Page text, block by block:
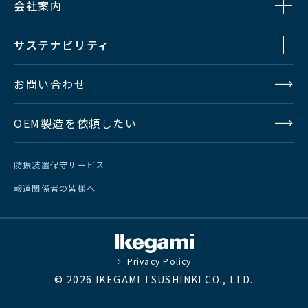
会社案内
サステナビリティ
お問い合わせ
OEM製造を依頼したい
防振装置保守サービス
報道関係者の皆様へ
Privacy Policy
© 2026 IKEGAMI TSUSHINKI CO., LTD.